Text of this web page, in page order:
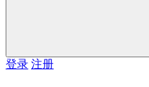
登录 注册